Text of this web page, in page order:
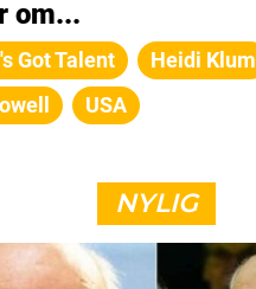
om...
Got Talent
Heidi Klum
USA
NYLIG